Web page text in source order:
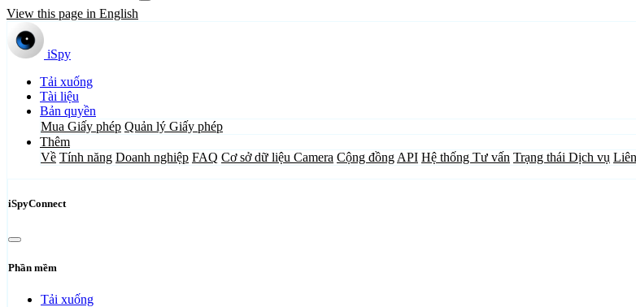
View this page in English
iSpy
Tải xuống
Tài liệu
Bản quyền
Mua Giấy phép Quản lý Giấy phép
Thêm
Về Tính năng Doanh nghiệp FAQ Cơ sở dữ liệu Camera Cộng đồng API Hệ thống Tư vấn Trạng thái Dịch vụ
iSpyConnect
Phần mềm
Tải xuống